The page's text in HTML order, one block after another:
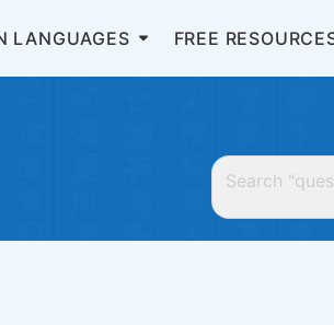
LANGUAGES FREE